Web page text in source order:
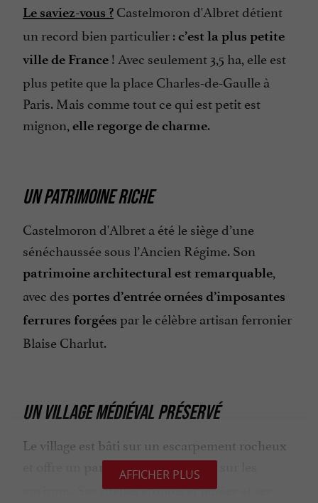
Le saviez-vous ? Castelmoron d'Albret détient
un record bien particulier :c’est la plus petite
ville de France ! Avec seulement 3,5 ha, elle est
plus petite que la place Charles-de-Gaulle à
Paris. Mais comme tout ce qui est petit est
mignon, elle regorge de charme.
UN PATRIMOINE RICHE
Castelmoron d'Albret a été le siège d’une
sénéchaussée sous l’Ancien Régime. Son
patrimoine architectural est remarquable,
avec des portes d’entrée ornées d’imposantes
ferrures forgées par le célèbre artisan ferronier
Blaise Charlut.
UN VILLAGE MÉDIÉVAL PRÉSERVÉ
Le village est bâti sur un escarpement rocheux
panorama magnifique
environs. Ses ruelles étroites et pavées et ses
AFFICHER PLUS